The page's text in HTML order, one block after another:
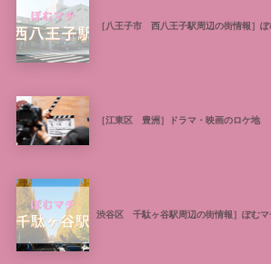
［八王子市 西八王子駅周辺の街情報］
［江東区 豊洲］ドラマ・映画のロケ地
渋谷区 千駄ヶ谷駅周辺の街情報］ぽむマ